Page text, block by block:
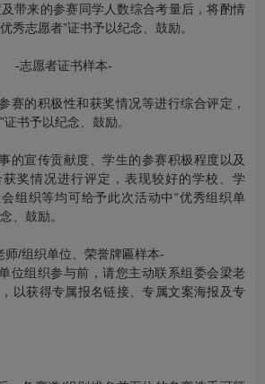
带来的参赛同学人数综合考量后，将酌情
秀志愿者”证书予以纪念、鼓励。
-志愿者证书样本-
赛的积极性和获奖情况等进行综合评定，
书予以纪念、鼓励。
的宣传贡献度、学生的参赛积极程度以及
奖情况进行评定，表现较好的学校、学
组织等均可给予此次活动中“优秀组织单
、鼓励。
师/组织单位、荣誉牌匾样本-
位组织参与前，请您主动联系组委会梁老
以获得专属报名链接、专属文案海报及专